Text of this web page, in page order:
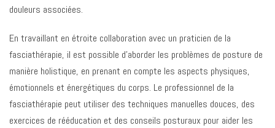
douleurs associées.
En travaillant en étroite collaboration avec un praticien de la
fasciathérapie, il est possible d’aborder les problèmes de posture de
manière holistique, en prenant en compte les aspects physiques,
émotionnels et énergétiques du corps. Le professionnel de la
fasciathérapie peut utiliser des techniques manuelles douces, des
exercices de rééducation et des conseils posturaux pour aider les